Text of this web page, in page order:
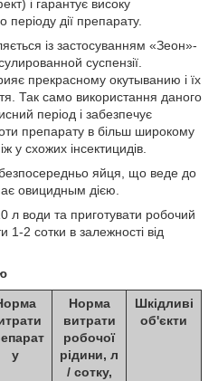
і гарантує високу
періоду дії препарату.
із застосуванням «Зеон»-
суспензії.
прекрасному окутыванию і їх
Так само використання даного
період і забезпечує
препарату в більш широкому
у схожих інсектицидів.
яйця, що веде до
овицидным дією.
л води та приготувати робочий
2 сотки в залежності від
у
Норма
витрати
робочої
рідини, л
/ сотку,
Шкідливі
об'єкти